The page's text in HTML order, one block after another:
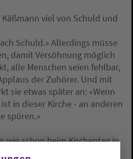
viel von Schuld und
Schuld.» Allerdings müsse
damit Versöhnung möglich
alle Menschen seien fehlbar,
der Zuhörer. Und mit
sie etwas später an: «Wenn
in dieser Kirche - an anderen
spüren.»
wie schon beim Kirchentag in
anklingen, ohne sie